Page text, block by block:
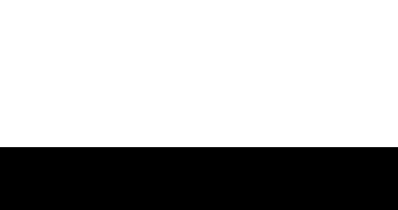
Muffin